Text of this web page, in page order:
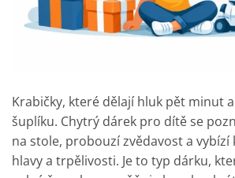
Krabičky, které dělají hluk pět minut
šuplíku. Chytrý dárek pro dítě se
na stole, probouzí zvědavost a
hlavy a trpělivosti. Je to typ dárku,